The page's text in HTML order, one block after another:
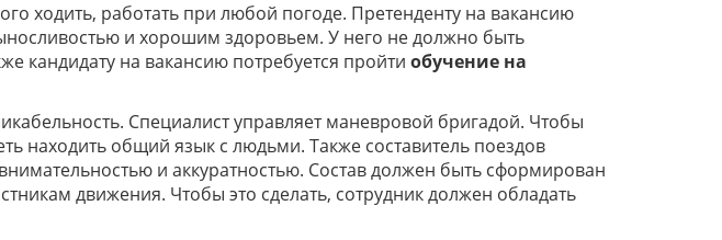
ходить, работать при любой погоде. Претенденту на вакансию
и хорошим здоровьем. У него не должно быть
кандидату на вакансию потребуется пройти обучение на
Специалист управляет маневровой бригадой. Чтобы
находить общий язык с людьми. Также составитель поездов
и аккуратностью. Состав должен быть сформирован
движения. Чтобы это сделать, сотрудник должен обладать